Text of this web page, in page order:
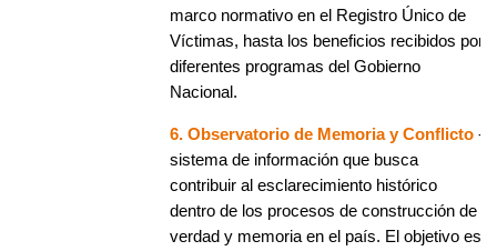
marco normativo en el Registro Único de
Víctimas, hasta los beneficios recibidos por
diferentes programas del Gobierno
Nacional.
6. Observatorio de Memoria y Conflicto -
sistema de información que busca
contribuir al esclarecimiento histórico
dentro de los procesos de construcción de
verdad y memoria en el país. El objetivo es